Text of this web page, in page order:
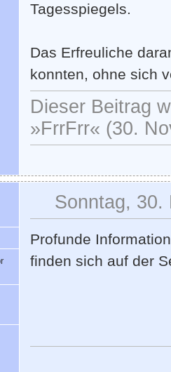
Tagesspiegels.
Das Erfreuliche
konnten, ohne sich
Dieser Beitrag
»FrrFrr« (30.
Sonntag, 30.
Profunde
finden sich auf der